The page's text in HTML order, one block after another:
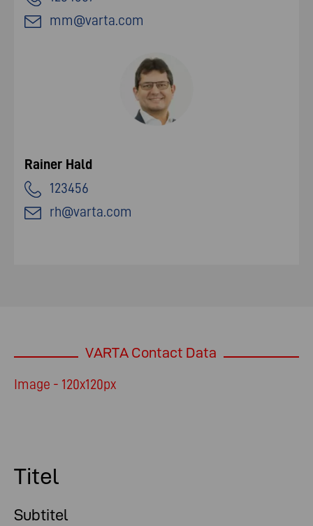
mm@varta.com
Rainer Hald
123456
rh@varta.com
VARTA Contact Data
Image - 120x120px
Titel
Subtitel